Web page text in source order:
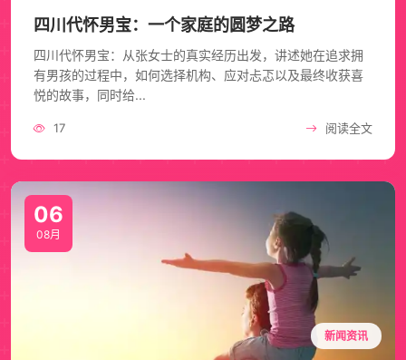
四川代怀男宝：一个家庭的圆梦之路
四川代怀男宝：从张女士的真实经历出发，讲述她在追求拥
有男孩的过程中，如何选择机构、应对忐忑以及最终收获喜
悦的故事，同时给...
17 阅读全文
06
08月
新闻资讯